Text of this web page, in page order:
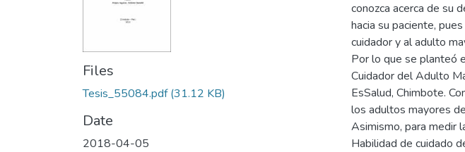
Files
Tesis_55084.pdf(31.12 KB)
Date
2018-04-05
conozca acerca de su
hacia su paciente,
cuidador y al adulto
Por lo que se planteó
Cuidador del Adulto
EsSalud, Chimbote.
los adultos mayores
Asimismo, para medir
Habilidad de cuidado